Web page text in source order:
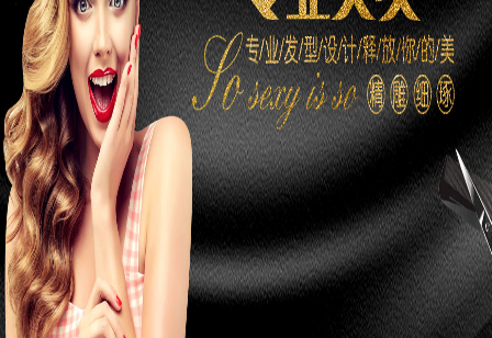
司-
云
南
昆
明
专
业